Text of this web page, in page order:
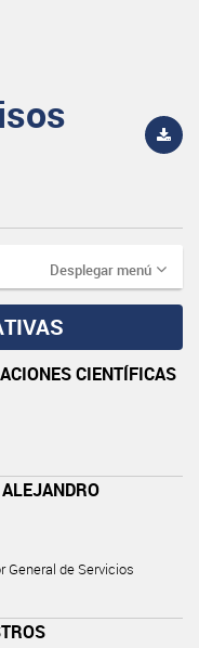
Desplegar menú
CIENTÍFICAS
General de Servicios